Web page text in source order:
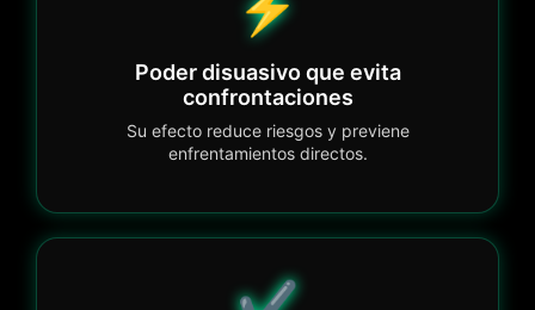
Poder disuasivo que evita
confrontaciones
Su efecto reduce riesgos y previene
enfrentamientos directos.